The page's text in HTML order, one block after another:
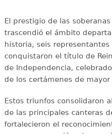
El prestigio de las
trascendió el ámbito
historia, seis
conquistaron el título de
de Independencia,
de los certámenes de
Estos triunfos consolidaron
de las principales canteras
fortalecieron el